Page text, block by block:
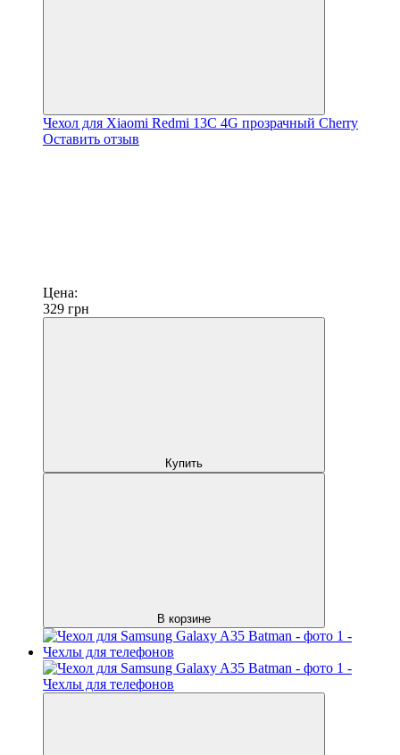
Чехол для Xiaomi Redmi 13C 4G прозрачный Cherry
Оставить отзыв
Цена:
329 грн
Купить
В корзине